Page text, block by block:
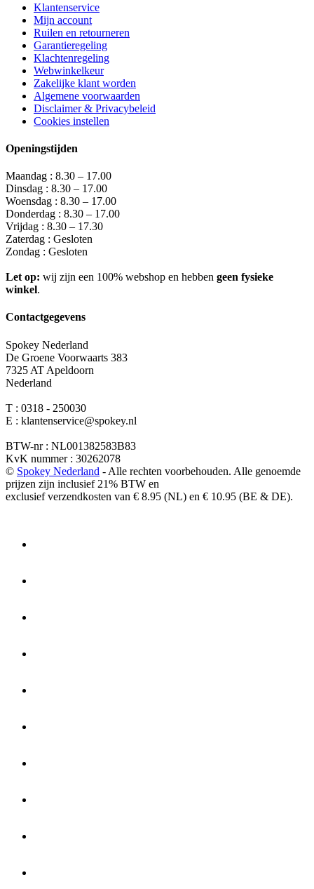
Klantenservice
Mijn account
Ruilen en retourneren
Garantieregeling
Klachtenregeling
Webwinkelkeur
Zakelijke klant worden
Algemene voorwaarden
Disclaimer & Privacybeleid
Cookies instellen
Openingstijden
Maandag : 8.30 – 17.00
Dinsdag : 8.30 – 17.00
Woensdag : 8.30 – 17.00
Donderdag : 8.30 – 17.00
Vrijdag : 8.30 – 17.30
Zaterdag : Gesloten
Zondag : Gesloten
Let op: wij zijn een 100% webshop en hebben geen fysieke
winkel.
Contactgegevens
Spokey Nederland
De Groene Voorwaarts 383
7325 AT Apeldoorn
Nederland
T : 0318 - 250030
E : klantenservice@spokey.nl
BTW-nr : NL001382583B83
KvK nummer : 30262078
© Spokey Nederland - Alle rechten voorbehouden. Alle genoemde
prijzen zijn inclusief 21% BTW en
exclusief verzendkosten van € 8.95 (NL) en € 10.95 (BE & DE).